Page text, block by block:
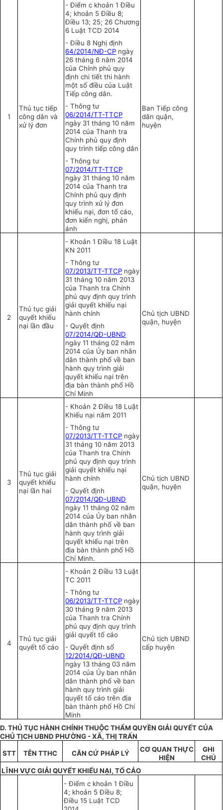
1
Thủ tục tiếp
công dân và
xử lý đơn
-Điểm c khoản 1 Điều
4; khoản 5 Điều 8;
Điều 13; 25; 26 Chương
6 Luật TCD 2014
-Điều 8 Nghị định
64/2014/NĐ-CP ngày
26 tháng 6 năm 2014
của Chính phủ quy
định chi tiết thi hành
một số điều của Luật
Tiếp công dân.
-Thông tư
06/2014/TT-TTCP
ngày 31 tháng 10 năm
2014 của Thanh tra
Chính phủ quy định
quy trình tiếp công dân
-Thông tư
07/2014/TT-TTCP
ngày 31 tháng 10 năm
2014 của Thanh tra
Chính phủ quy định
quy trình xử lý đơn
khiếu nại, đơn tố cáo,
đơn kiến nghị, phản
ánh
Ban Tiếp công
dân quận,
huyện
2
Thủ tục giải
quyết khiếu
nại lần đầu
- Khoản 1 Điều 18 Luật
KN 2011
-Thông tư
07/2013/TT-TTCP ngày
31 tháng 10 năm 2013
của Thanh tra Chính
phủ quy định quy trình
giải quyết khiếu nại
hành chính
-Quyết định
07/2014/QĐ-UBND
ngày 11 tháng 02 năm
2014 của Ủy ban nhân
dân thành phố về ban
hành quy trình giải
quyết khiếu nại trên
địa bàn thành phố Hồ
Chí Minh
Chủ tịch UBND
quận, huyện
3
Thủ tục giải
quyết khiếu
nại lần hai
- Khoản 2 Điều 18 Luật
Khiếu nại năm 2011
-Thông tư
07/2013/TT-TTCP ngày
31 tháng 10 năm 2013
của Thanh tra Chính
phủ quy định quy trình
giải quyết khiếu nại
hành chính
-Quyết định
07/2014/QĐ-UBND
ngày 11 tháng 02 năm
2014 của Ủy ban nhân
dân thành phố về ban
hành quy trình giải
quyết khiếu nại trên
địa bàn thành phố Hồ
Chí Minh.
Chủ tịch UBND
quận, huyện
4
Thủ tục giải
quyết tố cáo
- Khoản 2 Điều 13 Luật
TC 2011
-Thông tư
06/2013/TT-TTCP ngày
30 tháng 9 năm 2013
của Thanh tra Chính
phủ quy định quy trình
giải quyết tố cáo
-Quyết định số
12/2014/QĐ-UBND
ngày 13 tháng 03 năm
2014 của Ủy ban nhân
dân thành phố về ban
hành quy trình giải
quyết tố cáo trên địa
bàn thành phố Hồ Chí
Minh
Chủ tịch UBND
cấp huyện
D. THỦ TỤC HÀNH CHÍNH THUỘC THẨM QUYỀN GIẢI QUYẾT CỦA
CHỦ TỊCH UBND PHƯỜNG - XÃ, THỊ TRẤN
STT TÊN TTHC CĂN CỨ PHÁP LÝ CƠQUAN THỰC
HIỆN
GHI
CHÚ
LĨNH VỰCGIẢI QUYẾT KHIẾU NẠI, TỐCÁO
-Điểm c khoản 1 Điều
4; khoản 5 Điều 8;
Điều 15 Luật TCD